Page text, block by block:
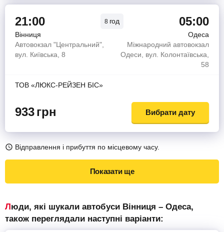
21:00 8 год 05:00
Вінниця
Одеса
Автовокзал "Центральний",
вул. Київська, 8
Міжнародний автовокзал
Одеси, вул. Колонтаївська,
58
ТОВ «ЛЮКС-РЕЙЗЕН БІС»
933грн Вибрати дату
Відправлення і прибуття по місцевому часу.
Показати ще
Люди, які шукали автобуси Вінниця – Одеса,
також переглядали наступні варіанти: